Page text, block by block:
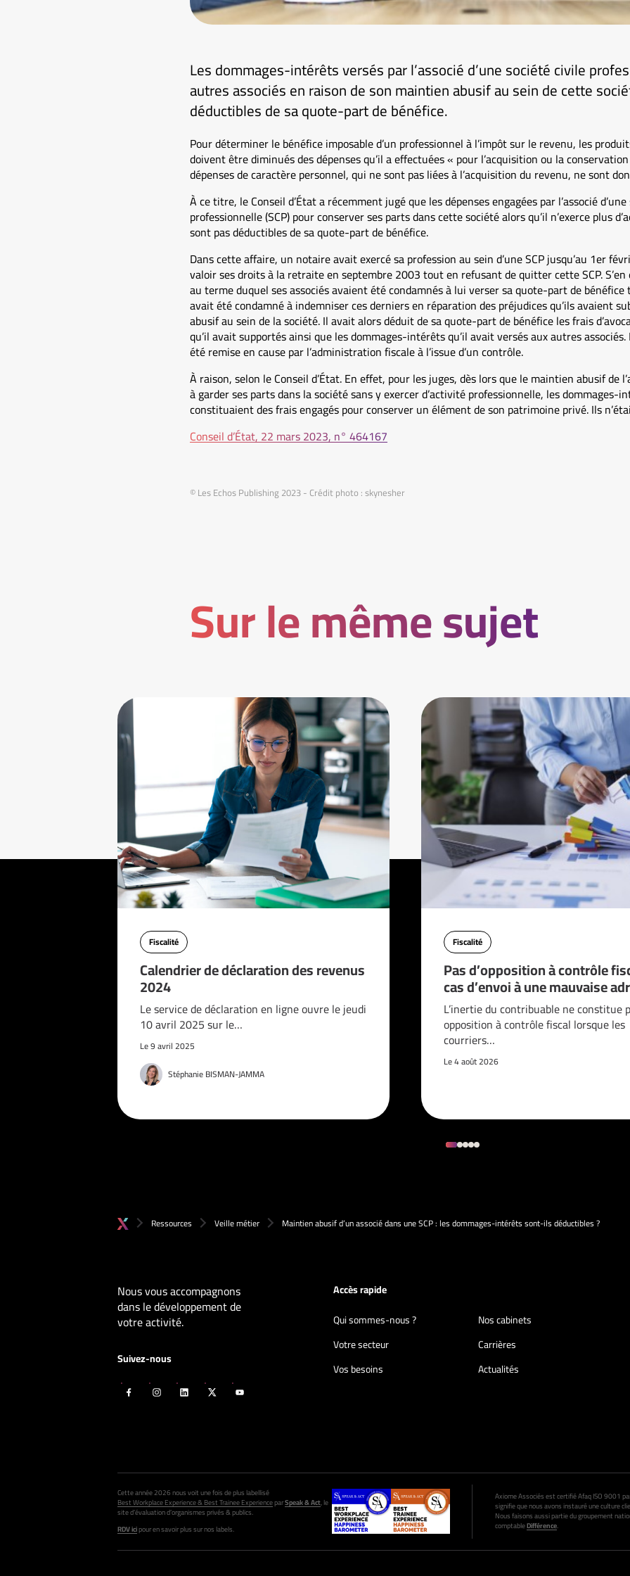
Les dommages-intérêts versés par l’associé d’une société civile
autres associés en raison de son maintien abusif au sein de cette
déductibles de sa quote-part de bénéfice.
Pour déterminer le bénéfice imposable d’un professionnel à l’impôt sur le revenu, les
doivent être diminués des dépenses qu’il a effectuées « pour l’acquisition ou la
dépenses de caractère personnel, qui ne sont pas liées à l’acquisition du revenu, ne sont
À ce titre, le Conseil d’État a récemment jugé que les dépenses engagées par l’associé
professionnelle (SCP) pour conserver ses parts dans cette société alors qu’il n’exerce plus
sont pas déductibles de sa quote-part de bénéfice.
Dans cette affaire, un notaire avait exercé sa profession au sein d’une SCP jusqu’au 1er
valoir ses droits à la retraite en septembre 2003 tout en refusant de quitter cette SCP.
au terme duquel ses associés avaient été condamnés à lui verser sa quote-part de
avait été condamné à indemniser ces derniers en réparation des préjudices qu’ils avaient
abusif au sein de la société. Il avait alors déduit de sa quote-part de bénéfice les frais
qu’il avait supportés ainsi que les dommages-intérêts qu’il avait versés aux autres
été remise en cause par l’administration fiscale à l’issue d’un contrôle.
À raison, selon le Conseil d’État. En effet, pour les juges, dès lors que le maintien abusif de
à garder ses parts dans la société sans y exercer d’activité professionnelle, les dommages-
constituaient des frais engagés pour conserver un élément de son patrimoine privé. Ils
Conseil d’État, 22 mars 2023, n° 464167
© Les Echos Publishing 2023 - Crédit photo : skynesher
Sur le même sujet
Fiscalité
Calendrier de déclaration des revenus
2024
Le service de déclaration en ligne ouvre le jeudi
10 avril 2025 sur le…
Le 9 avril 2025
Stéphanie BISMAN-JAMMA
Fiscalité
Pas d’opposition à contrôle
cas d’envoi à une mauvaise
L’inertie du contribuable ne constitue
opposition à contrôle fiscal lorsque les
courriers…
Le 4 août 2026
Ressources Veille métier Maintien abusif d’un associé dans une SCP : les dommages-intérêts sont-ils déductibles ?
Nous vous accompagnons
dans le développement de
votre activité.
Suivez-nous
Accès rapide
Qui sommes-nous ?
Nos cabinets
Votre secteur
Carrières
Vos besoins
Actualités
Cette année 2026 nous voit une fois de plus labellisé
Best Workplace Experience & Best Trainee ExperienceparSpeak & Act, le
site d’évaluation d’organismes privés & publics.
RDV icipour en savoir plus sur nos labels.
Axiome Associés est certifié Afaq ISO 9001
signifie que nous avons instauré une culture
Nous faisons aussi partie du groupement
comptableDifférence.